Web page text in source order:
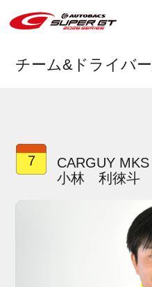
チーム&ドライバ
7
CARGUY
小林 利徠斗